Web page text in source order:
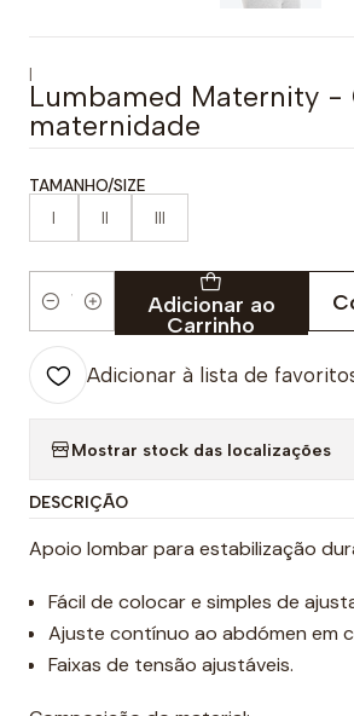
|
Lumbamed Maternity -
maternidade
TAMANHO/SIZE
I II III
Quantidade
Adicionar ao
Carrinho
Adicionar à lista de
Mostrar stock das localizações
DESCRIÇÃO
Apoio lombar para estabilização
Fácil de colocar e simples de
Ajuste contínuo ao abdómen em
Faixas de tensão ajustáveis.